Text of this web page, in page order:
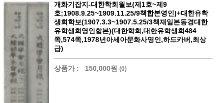
개화기잡지-대한학회월보(제1호~제9
호;1908.9.25~1909.11.25/9책합본영인)+대한유학
생회학보(1907.3.3~1907.5.25/3책재일본동경대한
유학생회영인합본)(대한학회,대한유학생회484
쪽,574쪽,1978년아세아문화사영인,하드카버,최상
급)
상품가 : 150,000원 (0)